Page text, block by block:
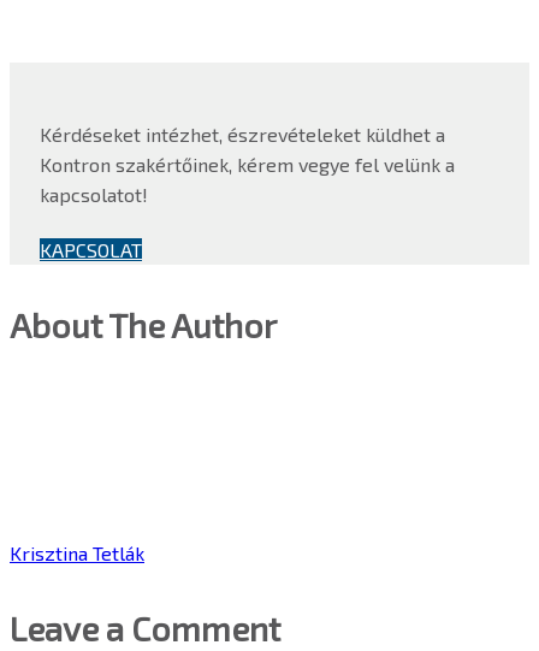
Kérdéseket intézhet, észrevételeket küldhet a
Kontron szakértőinek, kérem vegye fel velünk a
kapcsolatot!
KAPCSOLAT
About The Author
Krisztina Tetlák
Leave a Comment